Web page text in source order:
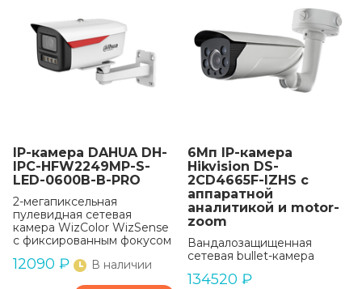
IP-камера DAHUA DH-
IPC-HFW2249MP-S-
LED-0600B-B-PRO
2-мегапиксельная
пулевидная сетевая
камера WizColor WizSense
с фиксированным фокусом
12090 ₽ В наличии
6Мп IP-камера
Hikvision DS-
2CD4665F-IZHS с
аппаратной
аналитикой и motor-
zoom
Вандалозащищенная
сетевая bullet-камера
134520 ₽